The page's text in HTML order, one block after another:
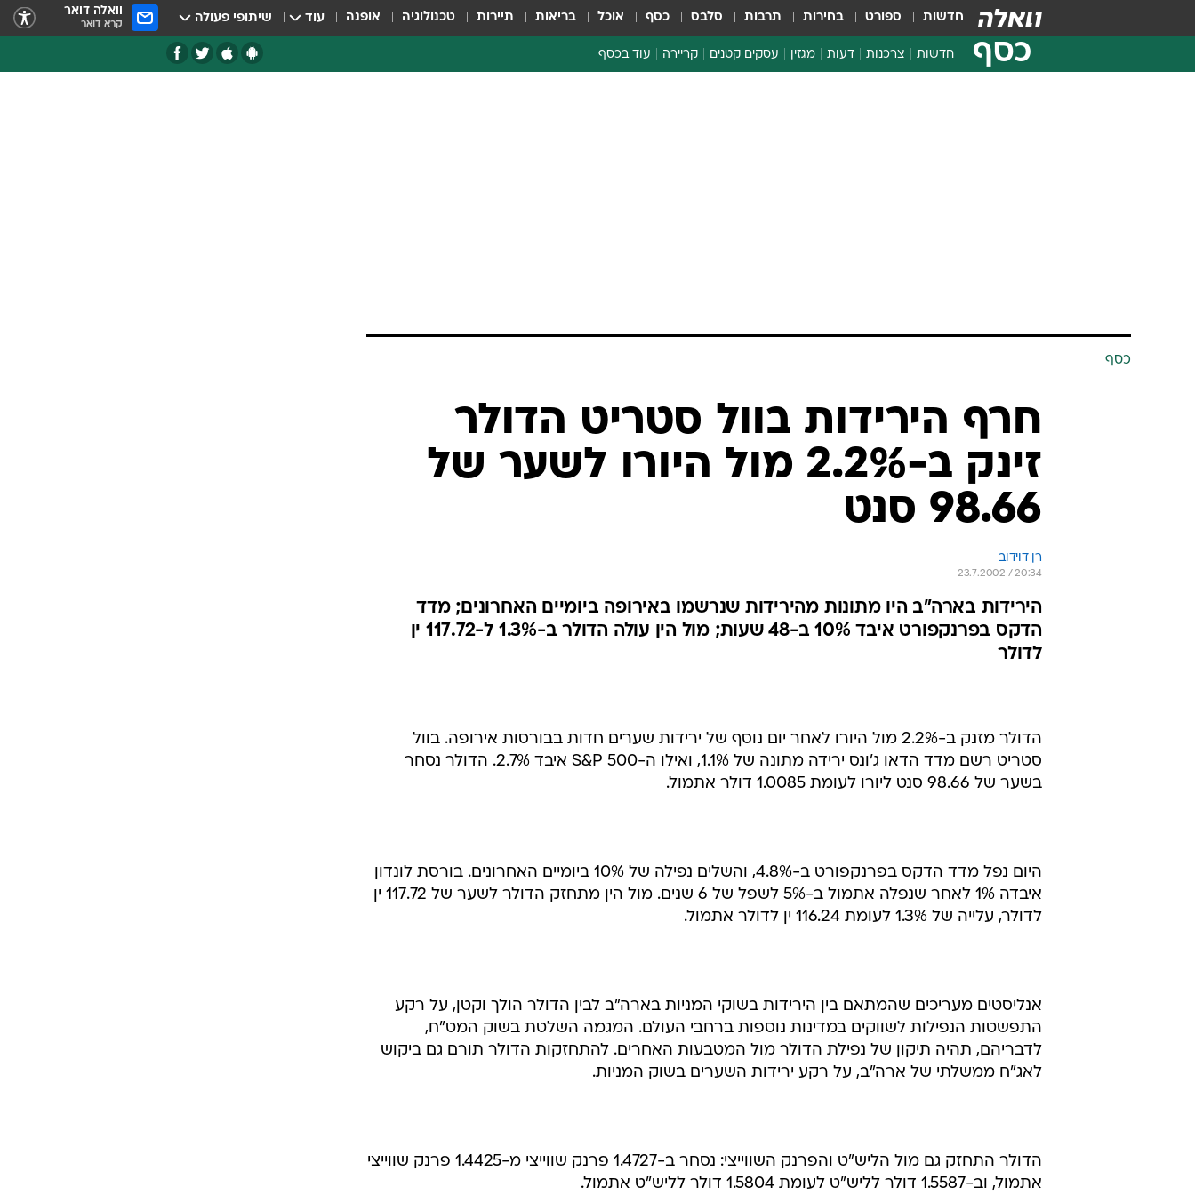
חדשות ספורט בחירות תרבות סלבס כסף אוכל בריאות תיירות טכנולוגיה אופנה עוד שיתופי פעולה וואלה דואר
קרא דואר
כסף חדשות צרכנות דעות מגזין עסקים קטנים קריירה עוד בכסף
כסף
חרף הירידות בוול סטריט הדולר
זינק ב-2.2% מול היורו לשער של
98.66 סנט
רן דוידוב
23.7.2002 / 20:34
הירידות בארה"ב היו מתונות מהירידות שנרשמו באירופה ביומיים האחרונים; מדד
הדקס בפרנקפורט איבד 10% ב-48 שעות; מול הין עולה הדולר ב-1.3% ל-117.72 ין
לדולר
הדולר מזנק ב-2.2% מול היורו לאחר יום נוסף של ירידות שערים חדות בבורסות אירופה. בוול
סטריט רשם מדד הדאו ג'ונס ירידה מתונה של 1.1%, ואילו ה-S&P 500 איבד 2.7%. הדולר נסחר
בשער של 98.66 סנט ליורו לעומת 1.0085 דולר אתמול.
היום נפל מדד הדקס בפרנקפורט ב-4.8%, והשלים נפילה של 10% ביומיים האחרונים. בורסת לונדון
איבדה 1% לאחר שנפלה אתמול ב-5% לשפל של 6 שנים. מול הין מתחזק הדולר לשער של 117.72 ין
לדולר, עלייה של 1.3% לעומת 116.24 ין לדולר אתמול.
אנליסטים מעריכים שהמתאם בין הירידות בשוקי המניות בארה"ב לבין הדולר הולך וקטן, על רקע
התפשטות הנפילות לשווקים במדינות נוספות ברחבי העולם. המגמה השלטת בשוק המט"ח,
לדבריהם, תהיה תיקון של נפילת הדולר מול המטבעות האחרים. להתחזקות הדולר תורם גם ביקוש
לאג"ח ממשלתי של ארה"ב, על רקע ירידות השערים בשוק המניות.
הדולר התחזק גם מול הליש"ט והפרנק השווייצי: נסחר ב-1.4727 פרנק שווייצי מ-1.4425 פרנק שווייצי
אתמול, וב-1.5587 דולר לליש"ט לעומת 1.5804 דולר לליש"ט אתמול.